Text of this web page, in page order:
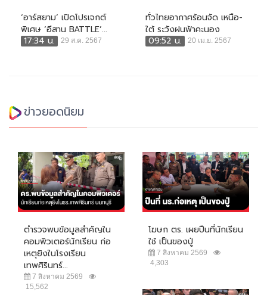
‘อาร์สยาม’ เปิดโปรเจกต์
พิเศษ ‘อีสาน BATTLE’...
17:34 น.
29 ส.ค. 2567
ทั่วไทยอากาศร้อนจัด เหนือ-
ใต้ ระวังฝนฟ้าคะนอง
09:52 น.
20 เม.ย. 2567
ข่าวยอดนิยม
ตำรวจพบข้อมูลสำคัญใน
คอมพิวเตอร์นักเรียน ก่อ
เหตุยิงในโรงเรียน
เทพศิรินทร์...
7 สิงหาคม 2569
15,562
โฆษก ตร. เผยปืนที่นักเรียน
ใช้ เป็นของปู่
7 สิงหาคม 2569
4,303